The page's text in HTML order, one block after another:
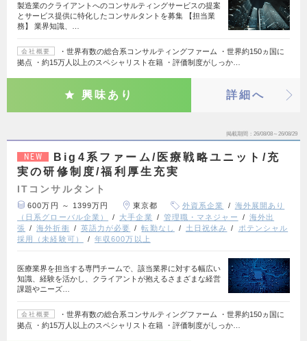
製造業のクライアントへのコンサルティングサービスの提案
とサービス提供に特化したコンサルタントを募集 【担当業
務】 業界知識、…
会社概要
・世界有数の総合系コンサルティングファーム ・世界約150ヵ国に
拠点 ・約15万人以上のスペシャリスト在籍 ・評価制度がしっか…
興味あり 詳細へ
掲載期間 26/08/08～26/08/29
NEW
Big4系ファーム/医療戦略ユニット/充
実の研修制度/福利厚生充実
ITコンサルタント
600万円 ～ 1399万円 東京都 外資系企業
海外展開あり
（日系グローバル企業）
大手企業 管理職・マネジャー
海外出
張
海外折衝 英語力が必要 転勤なし 土日祝休み
ポテンシャル
採用（未経験可）
年収600万以上
医療業界を担当する専門チームで、該当業界に対する幅広い
知識、経験を活かし、クライアントが抱えるさまざまな経営
課題やニーズ…
会社概要
・世界有数の総合系コンサルティングファーム ・世界約150ヵ国に
拠点 ・約15万人以上のスペシャリスト在籍 ・評価制度がしっか…